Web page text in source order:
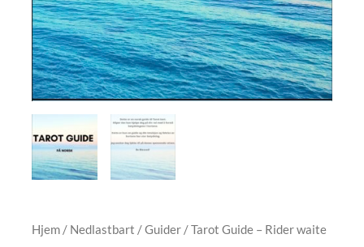
Hjem / Nedlastbart /Guider / Tarot Guide – Rider waite